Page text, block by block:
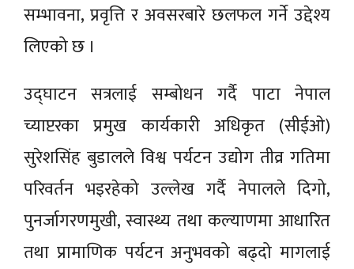
सम्भावना, प्रवृत्ति र अवसरबारे छलफल गर्ने उद्देश्य
लिएको छ ।
उद्घाटन सत्रलाई सम्बोधन गर्दै पाटा नेपाल
च्याप्टरका प्रमुख कार्यकारी अधिकृत (सीईओ)
सुरेशसिंह बुडालले विश्व पर्यटन उद्योग तीव्र गतिमा
परिवर्तन भइरहेको उल्लेख गर्दै नेपालले दिगो,
पुनर्जागरणमुखी, स्वास्थ्य तथा कल्याणमा आधारित
तथा प्रामाणिक पर्यटन अनुभवको बढ्दो मागलाई